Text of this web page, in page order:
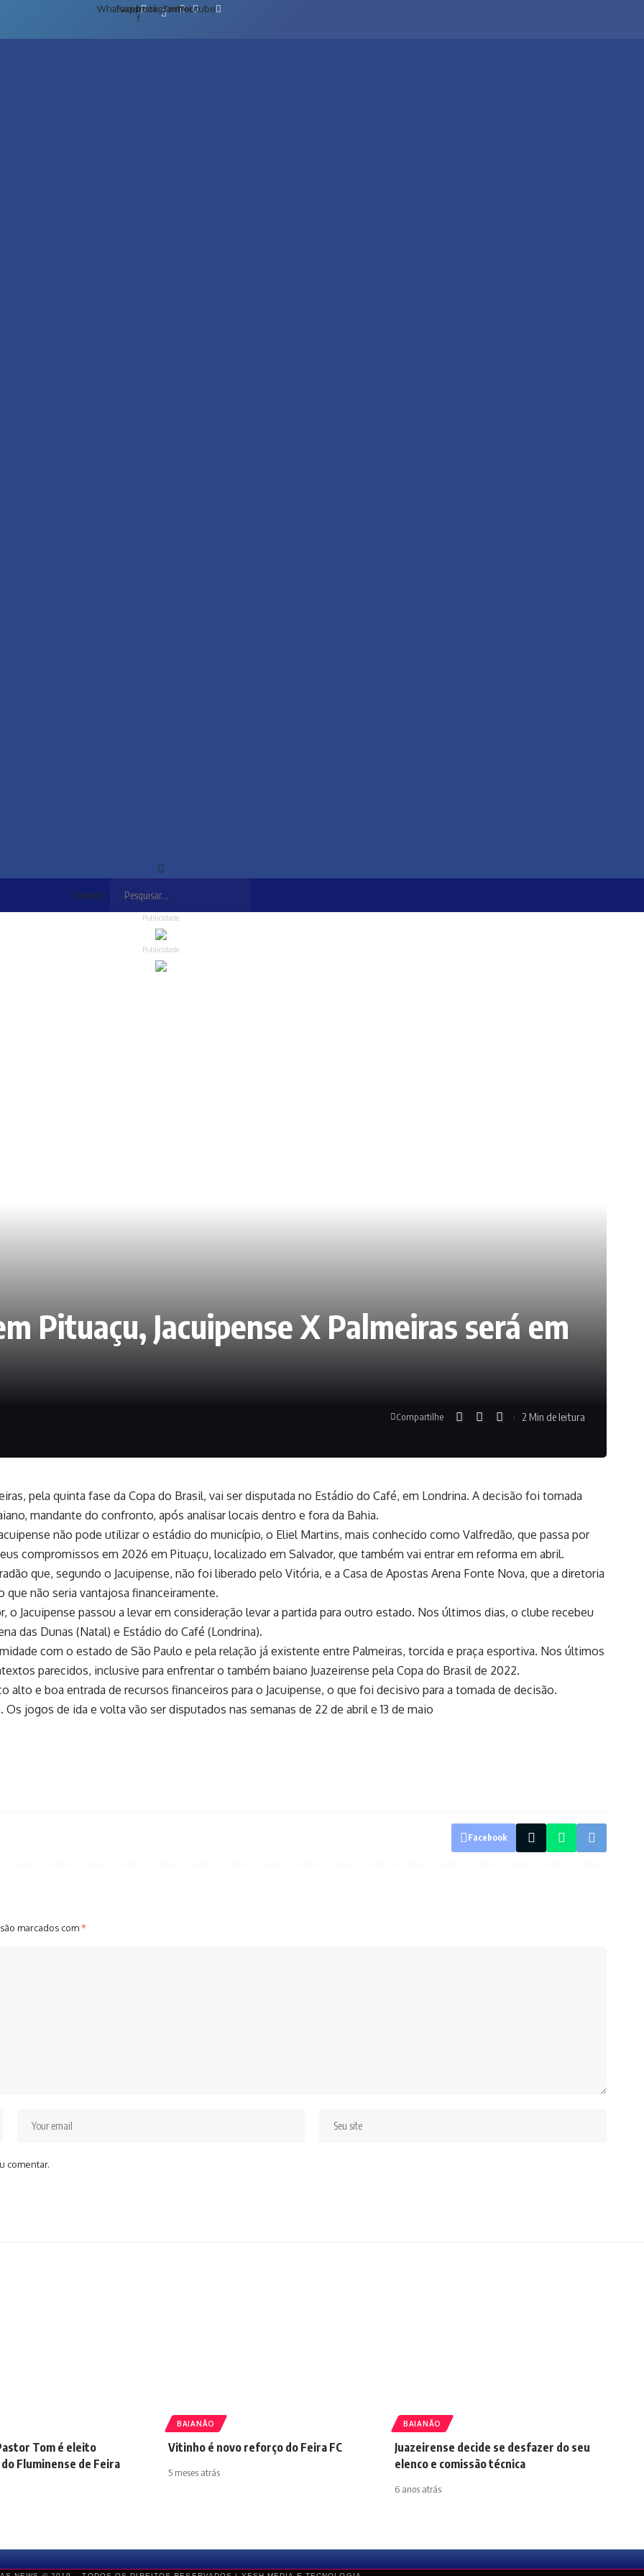
Whatsapp
Facebook-
f
Instagram
TwitterYoutube
Search
Publicidade
Publicidade
Pituaçu, Jacuipense X Palmeiras será em
Compartilhe 2 Min de leitura
pela quinta fase da Copa do Brasil, vai ser disputada no Estádio do Café, em Londrina. A decisão foi tomada
mandante do confronto, após analisar locais dentro e fora da Bahia.
não pode utilizar o estádio do município, o Eliel Martins, mais conhecido como Valfredão, que passa por
compromissos em 2026 em Pituaçu, localizado em Salvador, que também vai entrar em reforma em abril.
que, segundo o Jacuipense, não foi liberado pelo Vitória, e a Casa de Apostas Arena Fonte Nova, que a diretoria
que não seria vantajosa financeiramente.
o Jacuipense passou a levar em consideração levar a partida para outro estado. Nos últimos dias, o clube recebeu
das Dunas (Natal) e Estádio do Café (Londrina).
com o estado de São Paulo e pela relação já existente entre Palmeiras, torcida e praça esportiva. Nos últimos
parecidos, inclusive para enfrentar o também baiano Juazeirense pela Copa do Brasil de 2022.
alto e boa entrada de recursos financeiros para o Jacuipense, o que foi decisivo para a tomada de decisão.
jogos de ida e volta vão ser disputados nas semanas de 22 de abril e 13 de maio
Facebook
marcados com*
comentar.
Tom é eleito
Fluminense de Feira
BAIANÃO
Vitinho é novo reforço do Feira FC
5 meses atrás
BAIANÃO
Juazeirense decide se desfazer do seu
elenco e comissão técnica
6 anos atrás